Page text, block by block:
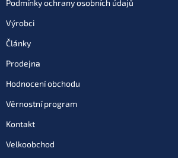
Podmínky ochrany osobních údajů
Výrobci
Články
Prodejna
Hodnocení obchodu
Věrnostní program
Kontakt
Velkoobchod